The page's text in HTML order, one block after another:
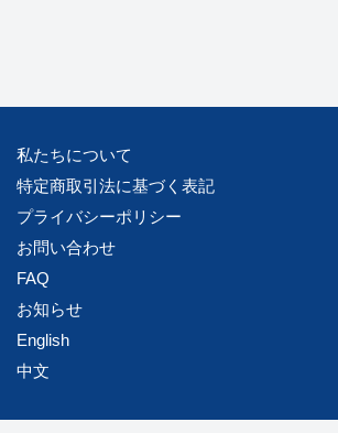
私たちについて
特定商取引法に基づく表記
プライバシーポリシー
お問い合わせ
FAQ
お知らせ
English
中文